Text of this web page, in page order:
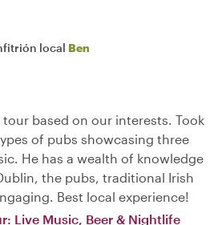
local Ben
based on our interests. Took
of pubs showcasing three
He has a wealth of knowledge
the pubs, traditional Irish
Best local experience!
Live Music, Beer & Nightlife